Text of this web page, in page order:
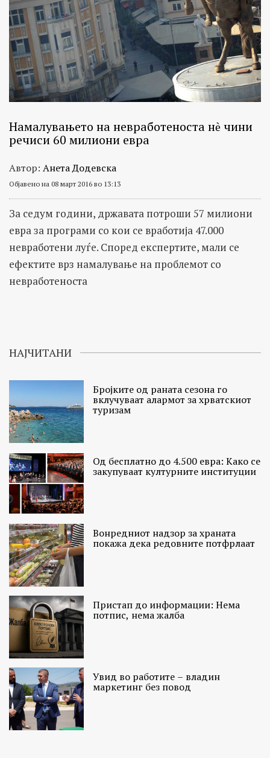
Намалувањето на невработеноста нѐ чини
речиси 60 милиони евра
Автор: Анета Додевска
Објавено на 08 март 2016 во 13:13
За седум години, државата потроши 57 милиони
евра за програми со кои се вработија 47.000
невработени луѓе. Според експертите, мали се
ефектите врз намалување на проблемот со
невработеноста
НАЈЧИТАНИ
Бројките од раната сезона го
вклучуваат алармот за хрватскиот
туризам
Од бесплатно до 4.500 евра: Како се
закупуваат културните институции
Вонредниот надзор за храната
покажа дека редовните потфрлаат
Пристап до информации: Нема
потпис, нема жалба
Увид во работите – владин
маркетинг без повод